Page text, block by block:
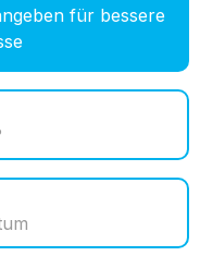
für bessere